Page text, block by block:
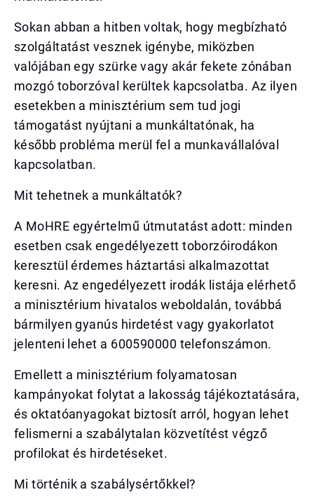
Sokan abban a hitben voltak, hogy megbízható
szolgáltatást vesznek igénybe, miközben
valójában egy szürke vagy akár fekete zónában
mozgó toborzóval kerültek kapcsolatba. Az ilyen
esetekben a minisztérium sem tud jogi
támogatást nyújtani a munkáltatónak, ha
később probléma merül fel a munkavállalóval
kapcsolatban.
Mit tehetnek a munkáltatók?
A MoHRE egyértelmű útmutatást adott: minden
esetben csak engedélyezett toborzóirodákon
keresztül érdemes háztartási alkalmazottat
keresni. Az engedélyezett irodák listája elérhető
a minisztérium hivatalos weboldalán, továbbá
bármilyen gyanús hirdetést vagy gyakorlatot
jelenteni lehet a 600590000 telefonszámon.
Emellett a minisztérium folyamatosan
kampányokat folytat a lakosság tájékoztatására,
és oktatóanyagokat biztosít arról, hogyan lehet
felismerni a szabálytalan közvetítést végző
profilokat és hirdetéseket.
Mi történik a szabálysértőkkel?